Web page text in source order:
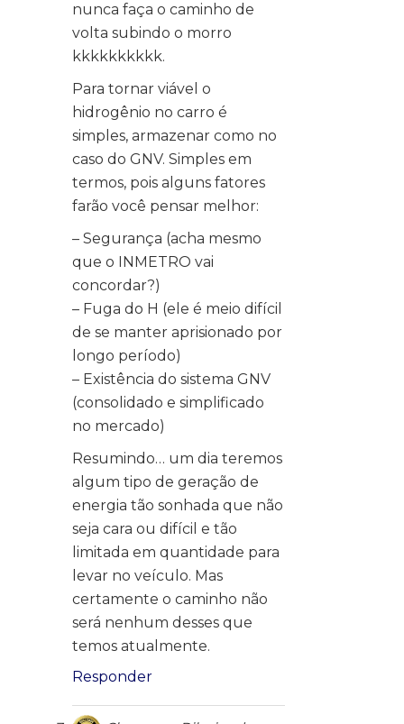
nunca faça o caminho de
volta subindo o morro
kkkkkkkkkk.
Para tornar viável o
hidrogênio no carro é
simples, armazenar como no
caso do GNV. Simples em
termos, pois alguns fatores
farão você pensar melhor:
– Segurança (acha mesmo
que o INMETRO vai
concordar?)
– Fuga do H (ele é meio difícil
de se manter aprisionado por
longo período)
– Existência do sistema GNV
(consolidado e simplificado
no mercado)
Resumindo… um dia teremos
algum tipo de geração de
energia tão sonhada que não
seja cara ou difícil e tão
limitada em quantidade para
levar no veículo. Mas
certamente o caminho não
será nenhum desses que
temos atualmente.
Responder